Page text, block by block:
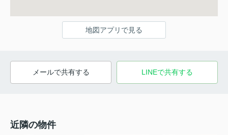
地図アプリで見る
メールで共有する LINEで共有する
近隣の物件